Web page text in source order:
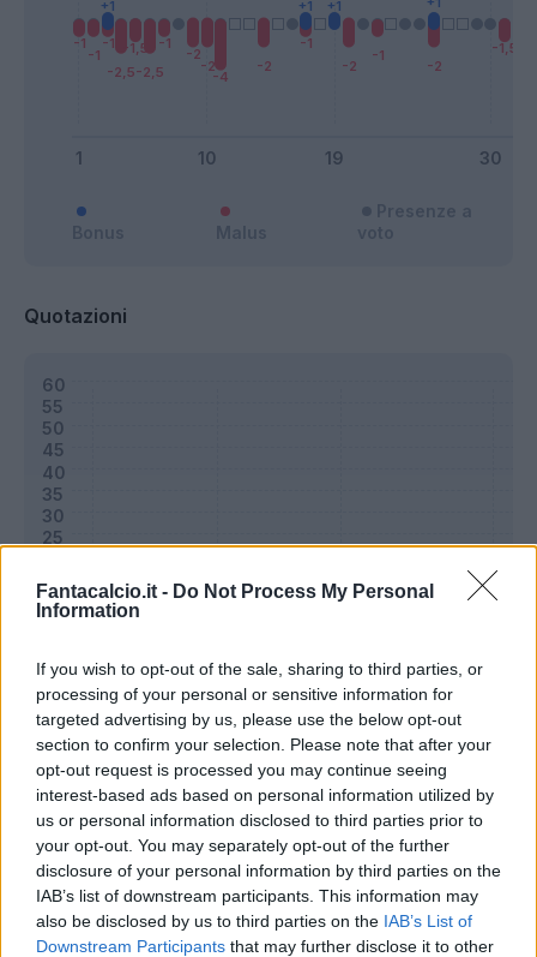
Fantacalcio.it - Do Not Process My Personal
Information
If you wish to opt-out of the sale, sharing to third parties, or
processing of your personal or sensitive information for
targeted advertising by us, please use the below opt-out
section to confirm your selection. Please note that after your
opt-out request is processed you may continue seeing
interest-based ads based on personal information utilized by
us or personal information disclosed to third parties prior to
your opt-out. You may separately opt-out of the further
disclosure of your personal information by third parties on the
IAB’s list of downstream participants. This information may
also be disclosed by us to third parties on the IAB’s List of
Downstream Participants that may further disclose it to other
Quotazioni
Classic Mantra
Riepilogo stagione
Titolare 24 - 77 %
Entrato 0 - 0 %
Squalificato 0 - 0%